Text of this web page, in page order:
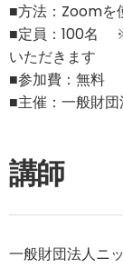
■方法：Zoomを
■定員：100名 ※
いただきます
■参加費：無料
■主催：一般財
講師
一般財団法人ニ